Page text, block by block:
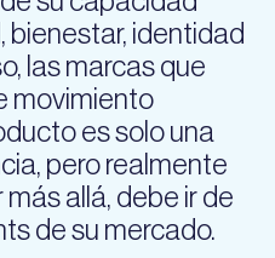
bienestar, identidad
las marcas que
movimiento
es solo una
pero realmente
allá, debe ir de
de su mercado.